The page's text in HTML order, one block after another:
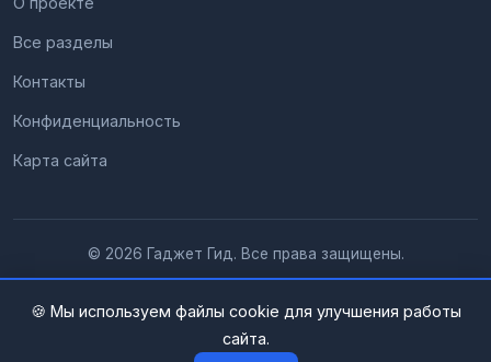
Все разделы
Контакты
Конфиденциальность
Карта сайта
© 2026 Гаджет Гид. Все права защищены.
🍪 Мы используем файлы cookie для улучшения работы
сайта.